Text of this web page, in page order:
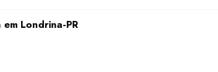
Londrina-PR